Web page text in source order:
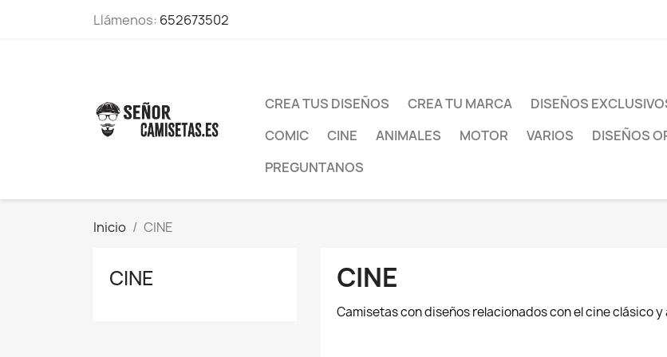
Llámenos: 652673502
CREA TUS DISEÑOS CREA TU MARCA DISEÑOS
COMIC
CINE ANIMALES MOTOR VARIOS DISEÑOS
PREGUNTANOS
Inicio CINE
CINE CINE
Camisetas con diseños relacionados con el cine clásico y